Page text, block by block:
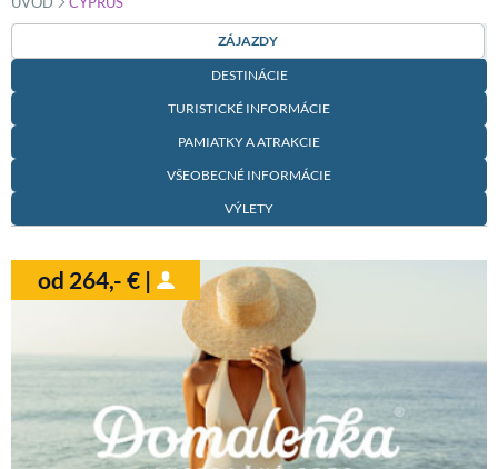
ZÁJAZDY
DESTINÁCIE
TURISTICKÉ INFORMÁCIE
PAMIATKY A ATRAKCIE
VŠEOBECNÉ INFORMÁCIE
VÝLETY
od 264,- € |